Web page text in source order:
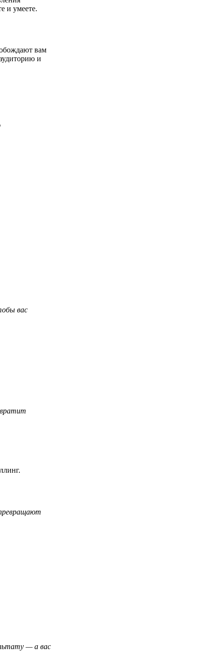
и умеете.
вам
и
вас
— а вас